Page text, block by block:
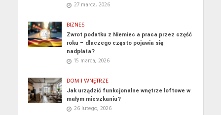
27 marca, 2026
BIZNES
Zwrot podatku z Niemiec a praca przez część
roku – dlaczego często pojawia się
nadpłata?
15 marca, 2026
DOM I WNĘTRZE
Jak urządzić funkcjonalne wnętrze loftowe w
małym mieszkaniu?
26 lutego, 2026